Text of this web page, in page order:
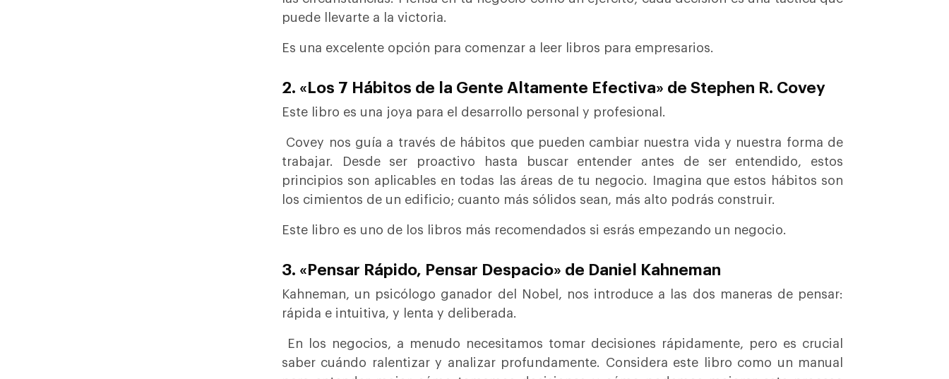
puede llevarte a la victoria.
Es una excelente opción para comenzar a leer libros para empresarios.
2. «Los 7 Hábitos de la Gente Altamente Efectiva» de Stephen R. Covey
Este libro es una joya para el desarrollo personal y profesional.
Covey nos guía a través de hábitos que pueden cambiar nuestra vida y nuestra forma de
trabajar. Desde ser proactivo hasta buscar entender antes de ser entendido, estos
principios son aplicables en todas las áreas de tu negocio. Imagina que estos hábitos son
los cimientos de un edificio; cuanto más sólidos sean, más alto podrás construir.
Este libro es uno de los libros más recomendados si esrás empezando un negocio.
3. «Pensar Rápido, Pensar Despacio» de Daniel Kahneman
Kahneman, un psicólogo ganador del Nobel, nos introduce a las dos maneras de pensar:
rápida e intuitiva, y lenta y deliberada.
En los negocios, a menudo necesitamos tomar decisiones rápidamente, pero es crucial
saber cuándo ralentizar y analizar profundamente. Considera este libro como un manual